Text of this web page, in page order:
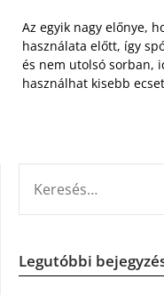
Az egyik nagy előnye,
használata előtt, így
és nem utolsó sorban,
használhat kisebb
Legutóbbi